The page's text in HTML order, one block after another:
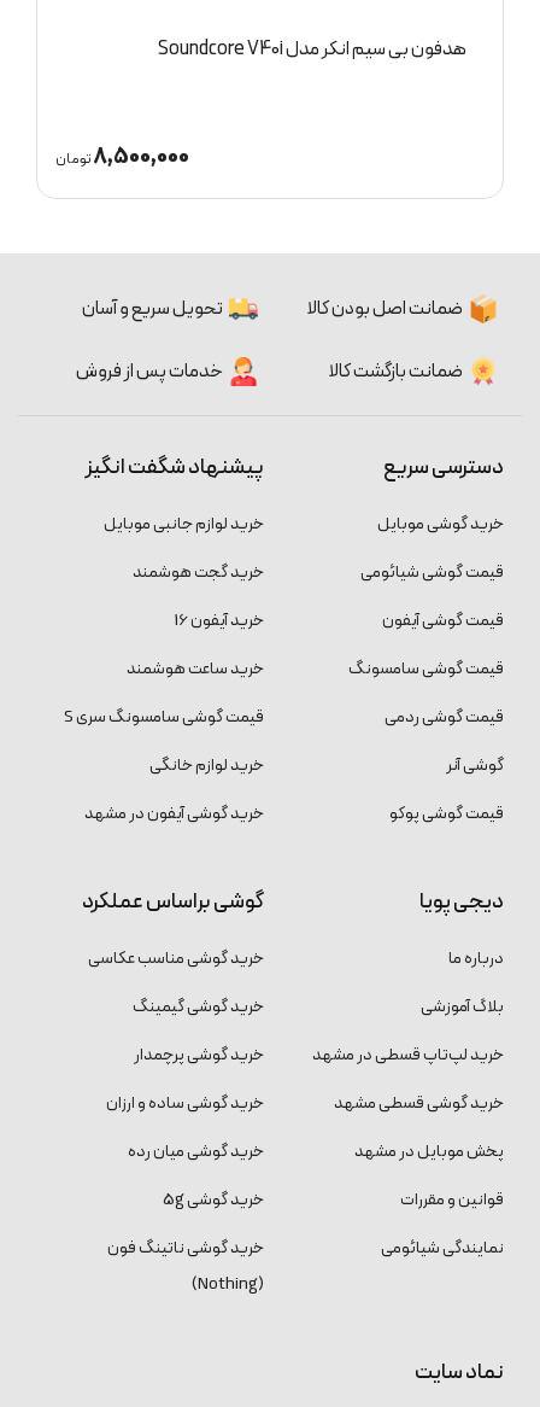
هدفون بی سیم انکر مدل Soundcore Liberty 4 pro
ضمانت اصل بودن کالا تحویل سریع و آسان
ضمانت بازگشت کالا خدمات پس از فروش
دسترسی سریع
خرید گوشی موبایل
قیمت گوشی شیائومی
قیمت گوشی آیفون
قیمت گوشی سامسونگ
قیمت گوشی ردمی
گوشی آنر
قیمت گوشی پوکو
پیشنهاد شگفت انگیز
خرید لوازم جانبی موبایل
خرید گجت هوشمند
خرید آیفون 16
خرید ساعت هوشمند
قیمت گوشی سامسونگ سری S
خرید لوازم خانگی
خرید گوشی آیفون در مشهد
دیجی پویا
درباره ما
بلاگ آموزشی
خرید لپ‌تاپ قسطی در مشهد
خرید گوشی قسطی مشهد
پخش موبایل در مشهد
قوانین و مقررات
نمایندگی شیائومی
گوشی براساس عملکرد
خرید گوشی مناسب عکاسی
خرید گوشی گیمینگ
خرید گوشی پرچمدار
خرید گوشی ساده و ارزان
خرید گوشی میان رده
خرید گوشی 5g
خرید گوشی ناتینگ فون
(Nothing)
نماد سایت